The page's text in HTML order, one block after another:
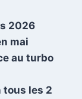
2026
mai
au turbo
les 2